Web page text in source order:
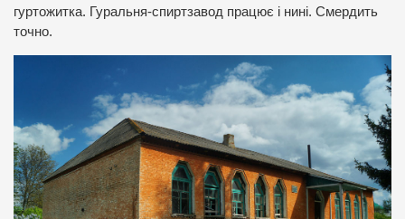
гуртожитка. Гуральня-спиртзавод працює і нині. Смердить
точно.